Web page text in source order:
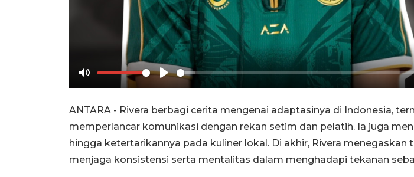
Mute Play
ANTARA - Rivera berbagi cerita mengenai adaptasinya di Indonesia,
memperlancar komunikasi dengan rekan setim dan pelatih. Ia juga
hingga ketertarikannya pada kuliner lokal. Di akhir, Rivera
menjaga konsistensi serta mentalitas dalam menghadapi tekanan